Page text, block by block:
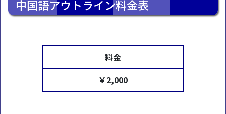
中国語アウトライン料金表
料金
￥2,000